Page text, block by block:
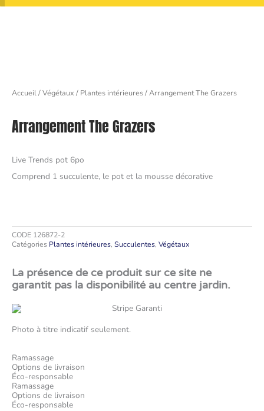
Accueil/Végétaux / Plantes intérieures/ Arrangement The Grazers
Arrangement The Grazers
Live Trends pot 6po
Comprend 1 succulente, le pot et la mousse décorative
CODE 126872-2
Catégories Plantes intérieures, Succulentes, Végétaux
La présence de ce produit sur ce site ne
garantit pas la disponibilité au centre jardin.
Photo à titre indicatif seulement.
Ramassage
Options de livraison
Éco-responsable
Ramassage
Options de livraison
Éco-responsable